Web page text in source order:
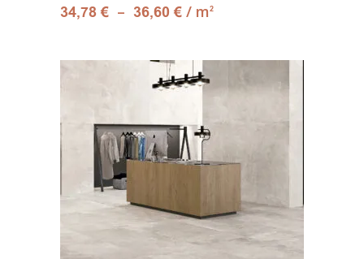
34,78€ – 36,60€ / m2